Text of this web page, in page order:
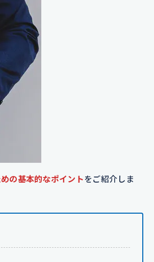
の基本的なポイントをご紹介しま